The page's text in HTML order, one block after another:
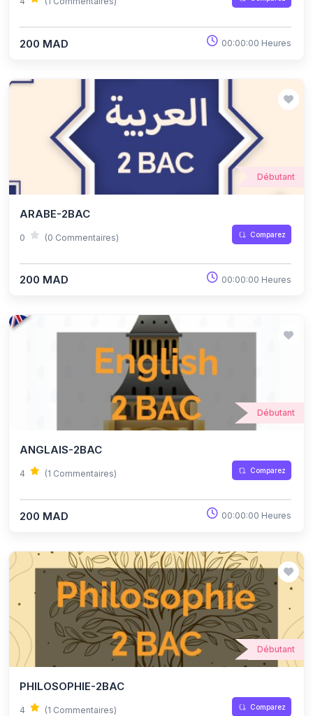
200 MAD 00:00:00 Heures
Débutant
ARABE-2BAC
0 (0 Commentaires) Comparez
200 MAD 00:00:00 Heures
Débutant
ANGLAIS-2BAC
4 (1 Commentaires) Comparez
200 MAD 00:00:00 Heures
Débutant
PHILOSOPHIE-2BAC
4 (1 Commentaires) Comparez